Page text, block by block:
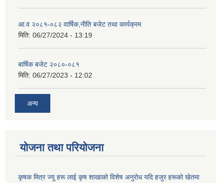
आ.व २०८१-०८२ वार्षिक,नीति बजेट तथा कार्यक्रम
मिति: 06/27/2024 - 13:19
बार्षिक बजेट २०८०-०८१
मिति: 06/27/2023 - 12:02
अन्य
योजना तथा परियोजना
कृषक मित्र ज्यू हरू लाई कृष शाखाकाे विशेष अनुराेध यदि हजुर हरूकाे खेतमा